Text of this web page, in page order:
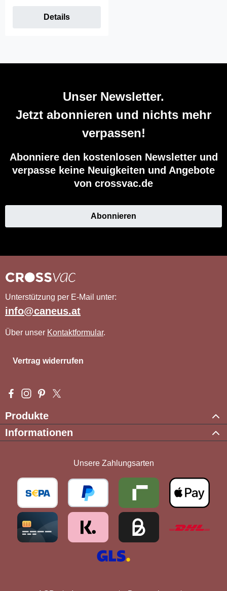
Details
Unser Newsletter.
Jetzt abonnieren und nichts mehr
verpassen!
Abonniere den kostenlosen Newsletter und
verpasse keine Neuigkeiten und Angebote
von crossvac.de
Abonnieren
Unterstützung per E-Mail unter:
info@caneus.at
Über unser Kontaktformular.
Vertrag widerrufen
Besuche uns auf Facebook – öffnet in neuem Tab (externer
Schau auf Instagram vorbei – öffnet in neuem Tab
Lass dich auf Pinterest inspirieren – öffnet in neuem
Folge uns auf X – öffnet in neuem Tab (externer
Produkte
Informationen
Unsere Zahlungsarten